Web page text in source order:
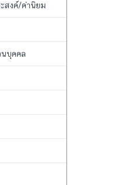
สงค์/ค่านิยม
นบุคคล